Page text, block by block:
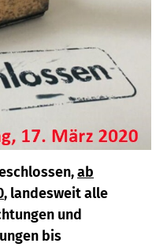
ab
, landesweit alle
und
bis